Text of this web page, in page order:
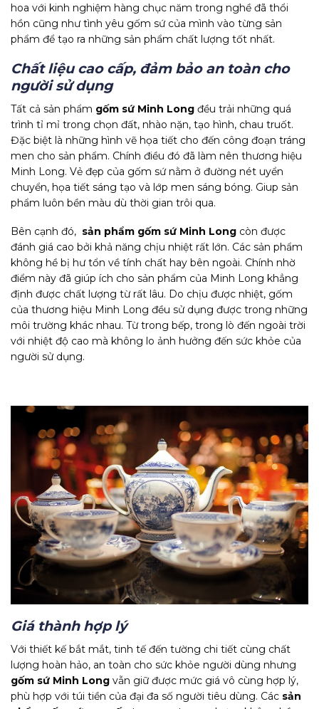
hoa với kinh nghiệm hàng chục năm trong nghề đã thổi
hồn cũng như tình yêu gốm sứ của mình vào từng sản
phẩm để tạo ra những sản phẩm chất lượng tốt nhất.
Chất liệu cao cấp, đảm bảo an toàn cho
người sử dụng
Tất cả sản phẩm gốm sứ Minh Long đều trải những quá
trình tỉ mỉ trong chọn đất, nhào nặn, tạo hình, chau truốt.
Đặc biệt là những hình vẽ họa tiết cho đến công đoạn tráng
men cho sản phẩm. Chính điều đó đã làm nên thương hiệu
Minh Long. Vẻ đẹp của gốm sứ nằm ở đường nét uyển
chuyển, họa tiết sáng tạo và lớp men sáng bóng. Giup sản
phẩm luôn bền màu dù thời gian trôi qua.
Bên cạnh đó, sản phẩm gốm sứ Minh Long còn được
đánh giá cao bởi khả năng chịu nhiệt rất lớn. Các sản phẩm
không hề bị hư tổn về tính chất hay bên ngoài. Chính nhờ
điểm này đã giúp ích cho sản phẩm của Minh Long khẳng
định được chất lượng từ rất lâu. Do chịu được nhiệt, gốm
của thương hiệu Minh Long đều sử dụng được trong những
môi trường khác nhau. Từ trong bếp, trong lò đến ngoài trời
với nhiệt độ cao mà không lo ảnh hưởng đến sức khỏe của
người sử dụng.
Giá thành hợp lý
Với thiết kế bắt mắt, tinh tế đến tường chi tiết cùng chất
lượng hoàn hảo, an toàn cho sức khỏe người dùng nhưng
gốm sứ Minh Long vẫn giữ được mức giá vô cùng hợp lý,
phù hợp với túi tiền của đại đa số người tiêu dùng. Các sản